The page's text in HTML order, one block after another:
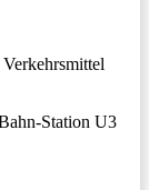
Station U3